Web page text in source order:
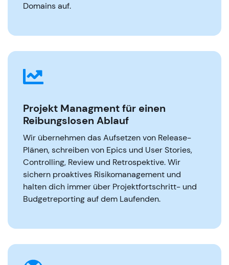
Domains auf.
Projekt Managment für einen
Reibungslosen Ablauf
Wir übernehmen das Aufsetzen von Release-
Plänen, schreiben von Epics und User Stories,
Controlling, Review und Retrospektive. Wir
sichern proaktives Risikomanagement und
halten dich immer über Projektfortschritt- und
Budgetreporting auf dem Laufenden.